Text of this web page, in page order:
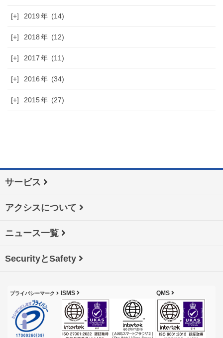
[+] 2019 (14)
[+] 2018 (12)
[+] 2017 (11)
[+] 2016 (34)
[+] 2015 (27)
サービス
アクシスについて
ニュース一覧
SecurityとSafety
プライバシーマーク ISMS QMS